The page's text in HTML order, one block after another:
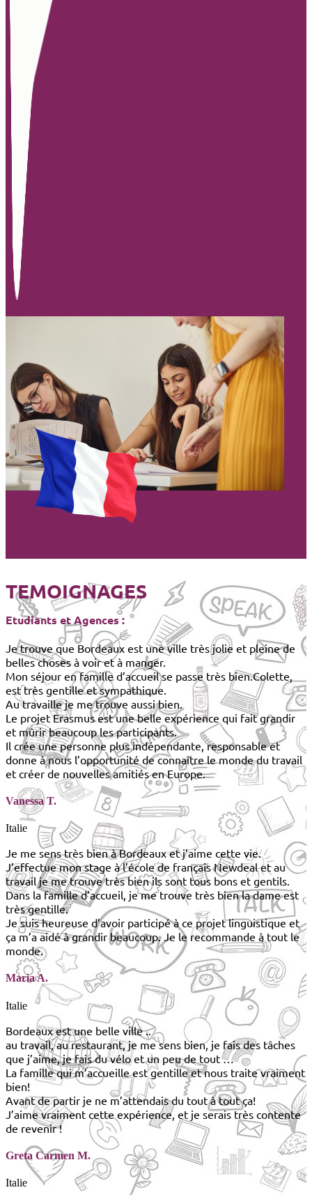
TEMOIGNAGES
Etudiants et Agences :
Je trouve que Bordeaux est une ville très jolie et pleine de
belles choses à voir et à manger.
Mon séjour en famille d’accueil se passe très bien.Colette,
est très gentille et sympathique.
Au travaille je me trouve aussi bien.
Le projet Erasmus est une belle expérience qui fait grandir
et mûrir beaucoup les participants.
Il crée une personne plus indépendante, responsable et
donne à nous l’opportunité de connaître le monde du travail
et créer de nouvelles amitiés en Europe.
Vanessa T.
Italie
Je me sens très bien à Bordeaux et j’aime cette vie.
J’effectue mon stage à l’école de français Newdeal et au
travail je me trouve très bien ils sont tous bons et gentils.
Dans la famille d’accueil, je me trouve très bien la dame est
très gentille.
Je suis heureuse d’avoir participé à ce projet linguistique et
ça m’a aidé à grandir beaucoup. Je le recommande à tout le
monde.
Maria A.
Italie
Bordeaux est une belle ville ..
au travail, au restaurant, je me sens bien, je fais des tâches
que j’aime, je fais du vélo et un peu de tout …
La famille qui m’accueille est gentille et nous traite vraiment
bien!
Avant de partir je ne m’attendais du tout à tout ça!
J’aime vraiment cette expérience, et je serais très contente
de revenir !
Greta Carmen M.
Italie